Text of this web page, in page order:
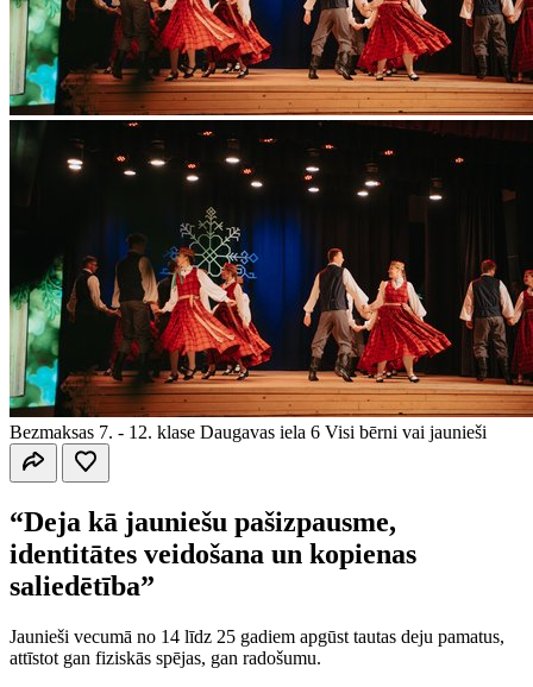
Bezmaksas 7. - 12. klase Daugavas iela 6 Visi bērni vai jaunieši
“Deja kā jauniešu pašizpausme,
identitātes veidošana un kopienas
saliedētība”
Jaunieši vecumā no 14 līdz 25 gadiem apgūst tautas deju pamatus,
attīstot gan fiziskās spējas, gan radošumu.